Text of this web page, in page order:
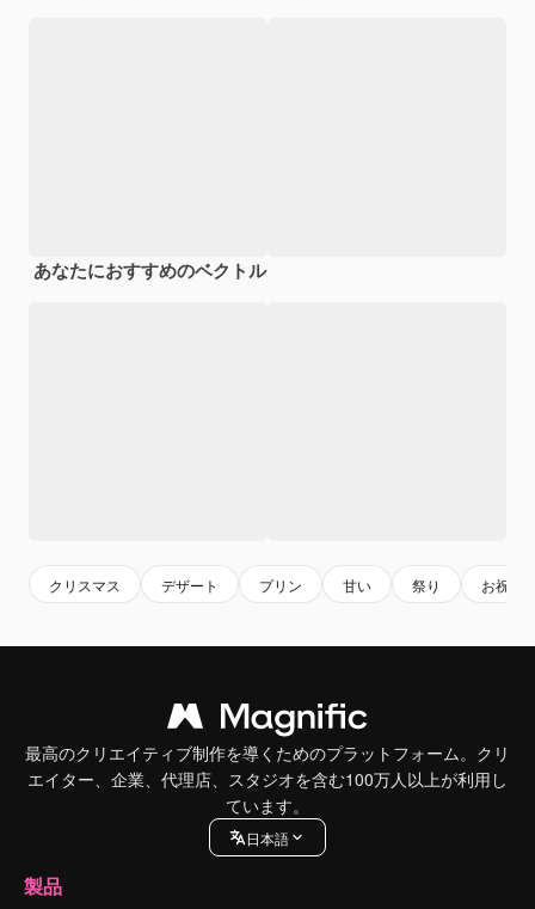
あなたにおすすめのベクトル
クリスマス デザート プリン 甘い 祭り お祝い
最高のクリエイティブ制作を導くためのプラットフォーム。クリ
エイター、企業、代理店、スタジオを含む100万人以上が利用し
ています。
日本語
製品